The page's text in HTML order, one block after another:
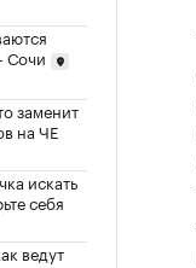
Сочи
заменит
на ЧЕ
искать
себя
ведут